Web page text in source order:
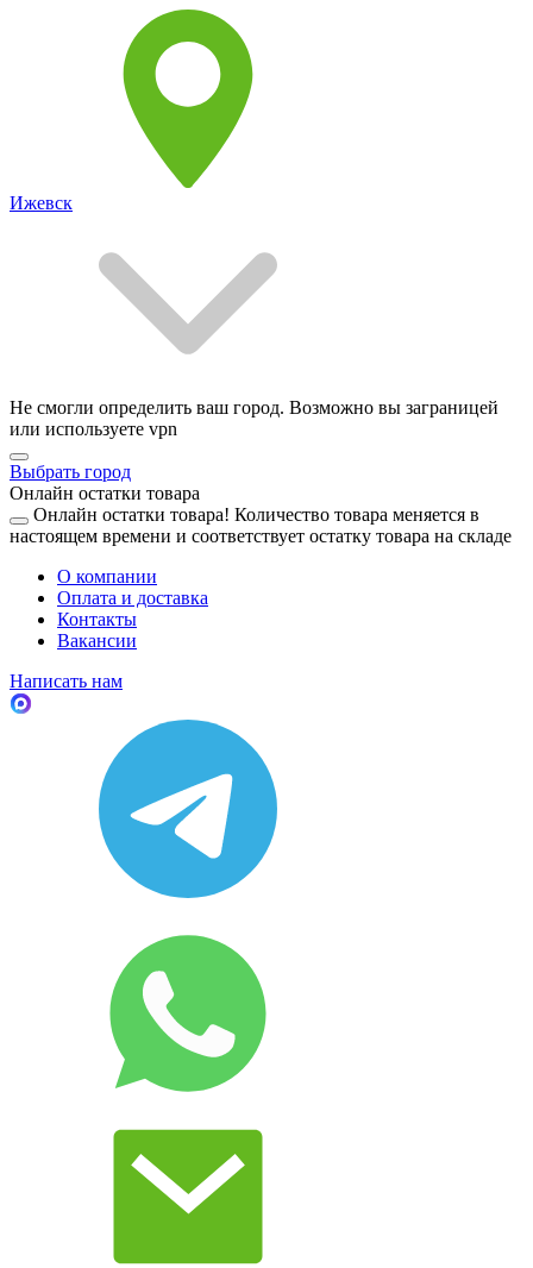
Ижевск
Не смогли определить ваш город. Возможно вы заграницей
или используете vpn
Выбрать город
Онлайн остатки товара
Онлайн остатки товара! Количество товара меняется в
настоящем времени и соответствует остатку товара на складе
О компании
Оплата и доставка
Контакты
Вакансии
Написать нам